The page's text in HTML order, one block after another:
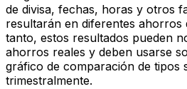
de divisa, fechas, horas y otros
resultarán en diferentes ahorros
tanto, estos resultados pueden
ahorros reales y deben usarse
gráfico de comparación de tipos
trimestralmente.